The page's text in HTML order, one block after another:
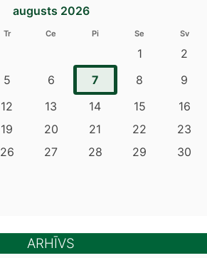
augusts 2026
Tr Ce Pi Se Sv
1
2
5 6 7 8
9
12 13 14 15
16
19 20 21 22
23
26 27 28 29
30
ARHĪVS